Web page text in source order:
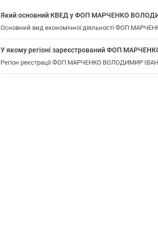
Який основний КВЕД у ФОП МАРЧЕНКО
Основний вид економічної діяльності ФОП
У якому регіоні зареєстрований ФОП
Регіон реєстрації ФОП МАРЧЕНКО ВОЛОДИМИР